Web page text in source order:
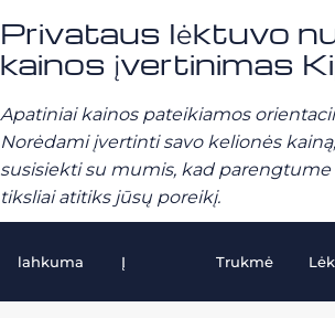
Privataus lėktuvo
kainos įvertinimas
Apatiniai kainos pateikiamos
Norėdami įvertinti savo kelionės
susisiekti su mumis, kad parengtume
tiksliai atitiks jūsų poreikį.
lahkuma Į Trukmė